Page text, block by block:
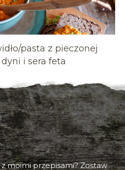
pasta z pieczonej
i sera feta
moimi przepisami? Zostaw